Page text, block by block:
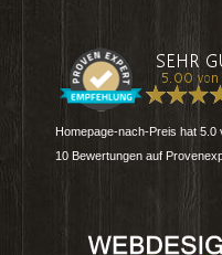
Homepage-nach-Preis hat 5.0
10 Bewertungen auf